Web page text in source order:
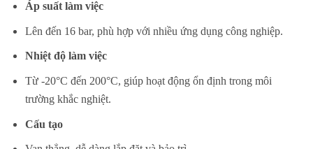
Áp suất làm việc
Lên đến 16 bar, phù hợp với nhiều ứng dụng công nghiệp.
Nhiệt độ làm việc
Từ -20°C đến 200°C, giúp hoạt động ổn định trong môi
trường khắc nghiệt.
Cấu tạo